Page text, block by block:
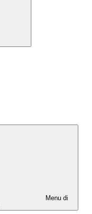
Menu di